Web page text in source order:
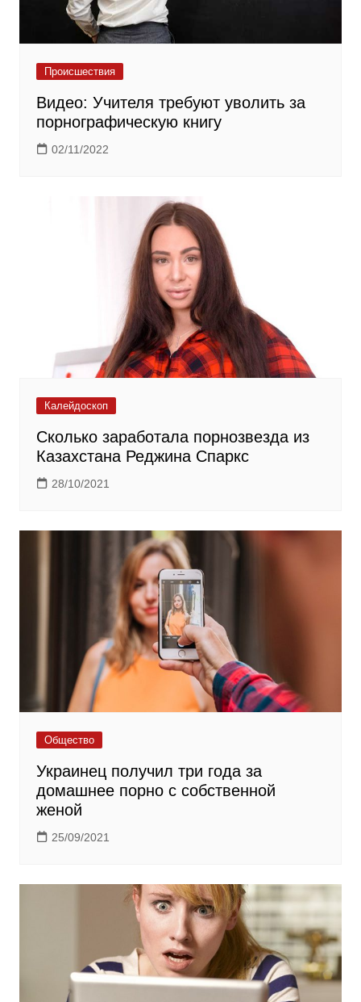
Происшествия
Видео: Учителя требуют уволить за
порнографическую книгу
02/11/2022
Калейдоскоп
Сколько заработала порнозвезда из
Казахстана Реджина Спаркс
28/10/2021
Общество
Украинец получил три года за
домашнее порно с собственной
женой
25/09/2021